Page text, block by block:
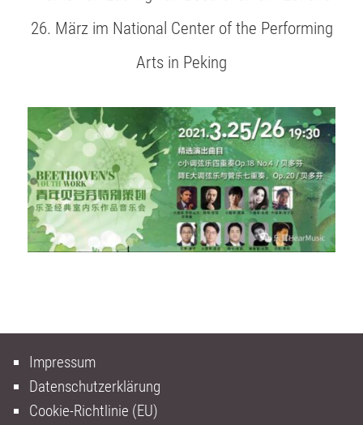
26. März im National Center of the Performing
Arts in Peking
Impressum
Datenschutzerklärung
Cookie-Richtlinie (EU)